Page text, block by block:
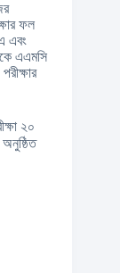
ফল
এবং
এএমসি
২০